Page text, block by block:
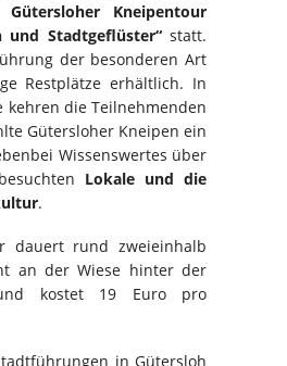
Kneipentour
und Stadtgeflüster“statt.
der besonderen Art
Restplätze erhältlich. In
kehren die Teilnehmenden
Gütersloher Kneipen ein
Wissenswertes über
Lokale und die
.
dauert rund zweieinhalb
an der Wiese hinter der
kostet 19 Euro pro
in Gütersloh